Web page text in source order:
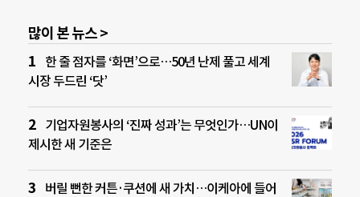
많이 본 뉴스 >
한 줄 점자를 ‘화면’으로…50년 난제 풀고 세계
시장 두드린 ‘닷’
기업자원봉사의 ‘진짜 성과’는 무엇인가…UN이
제시한 새 기준은
버릴 뻔한 커튼·쿠션에 새 가치…이케아에 들어